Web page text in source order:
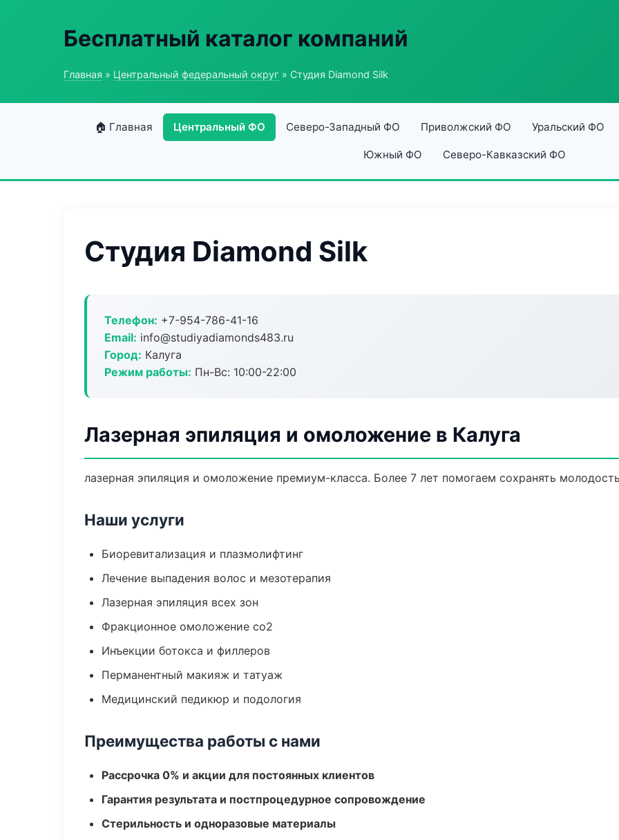
Бесплатный каталог компаний
Главная » Центральный федеральный округ » Студия Diamond Silk
🏠 Главная Центральный ФО Северо-Западный ФО Приволжский ФО Уральский ФО
Южный ФО Северо-Кавказский ФО
Студия Diamond Silk
Телефон: +7-954-786-41-16
Email: info@studiyadiamonds483.ru
Город: Калуга
Режим работы: Пн-Вс: 10:00-22:00
Лазерная эпиляция и омоложение в Калуга
лазерная эпиляция и омоложение премиум-класса. Более 7 лет помогаем сохранять
Наши услуги
Биоревитализация и плазмолифтинг
Лечение выпадения волос и мезотерапия
Лазерная эпиляция всех зон
Фракционное омоложение co2
Инъекции ботокса и филлеров
Перманентный макияж и татуаж
Медицинский педикюр и подология
Преимущества работы с нами
Рассрочка 0% и акции для постоянных клиентов
Гарантия результата и постпроцедурное сопровождение
Стерильность и одноразовые материалы